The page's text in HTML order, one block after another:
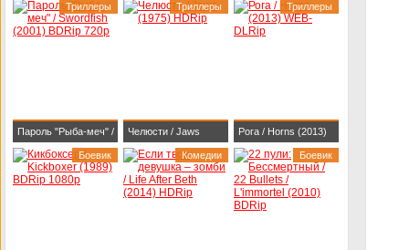
Пароль "Рыба-меч" /
Swordfish (2001)
BDRip 720p
Триллеры
Челюсти / Jaws
(1975) HDRip
Триллеры
Рога / Horns (2013)
WEB-DLRip
Триллеры
Боевик Комедии Боевик